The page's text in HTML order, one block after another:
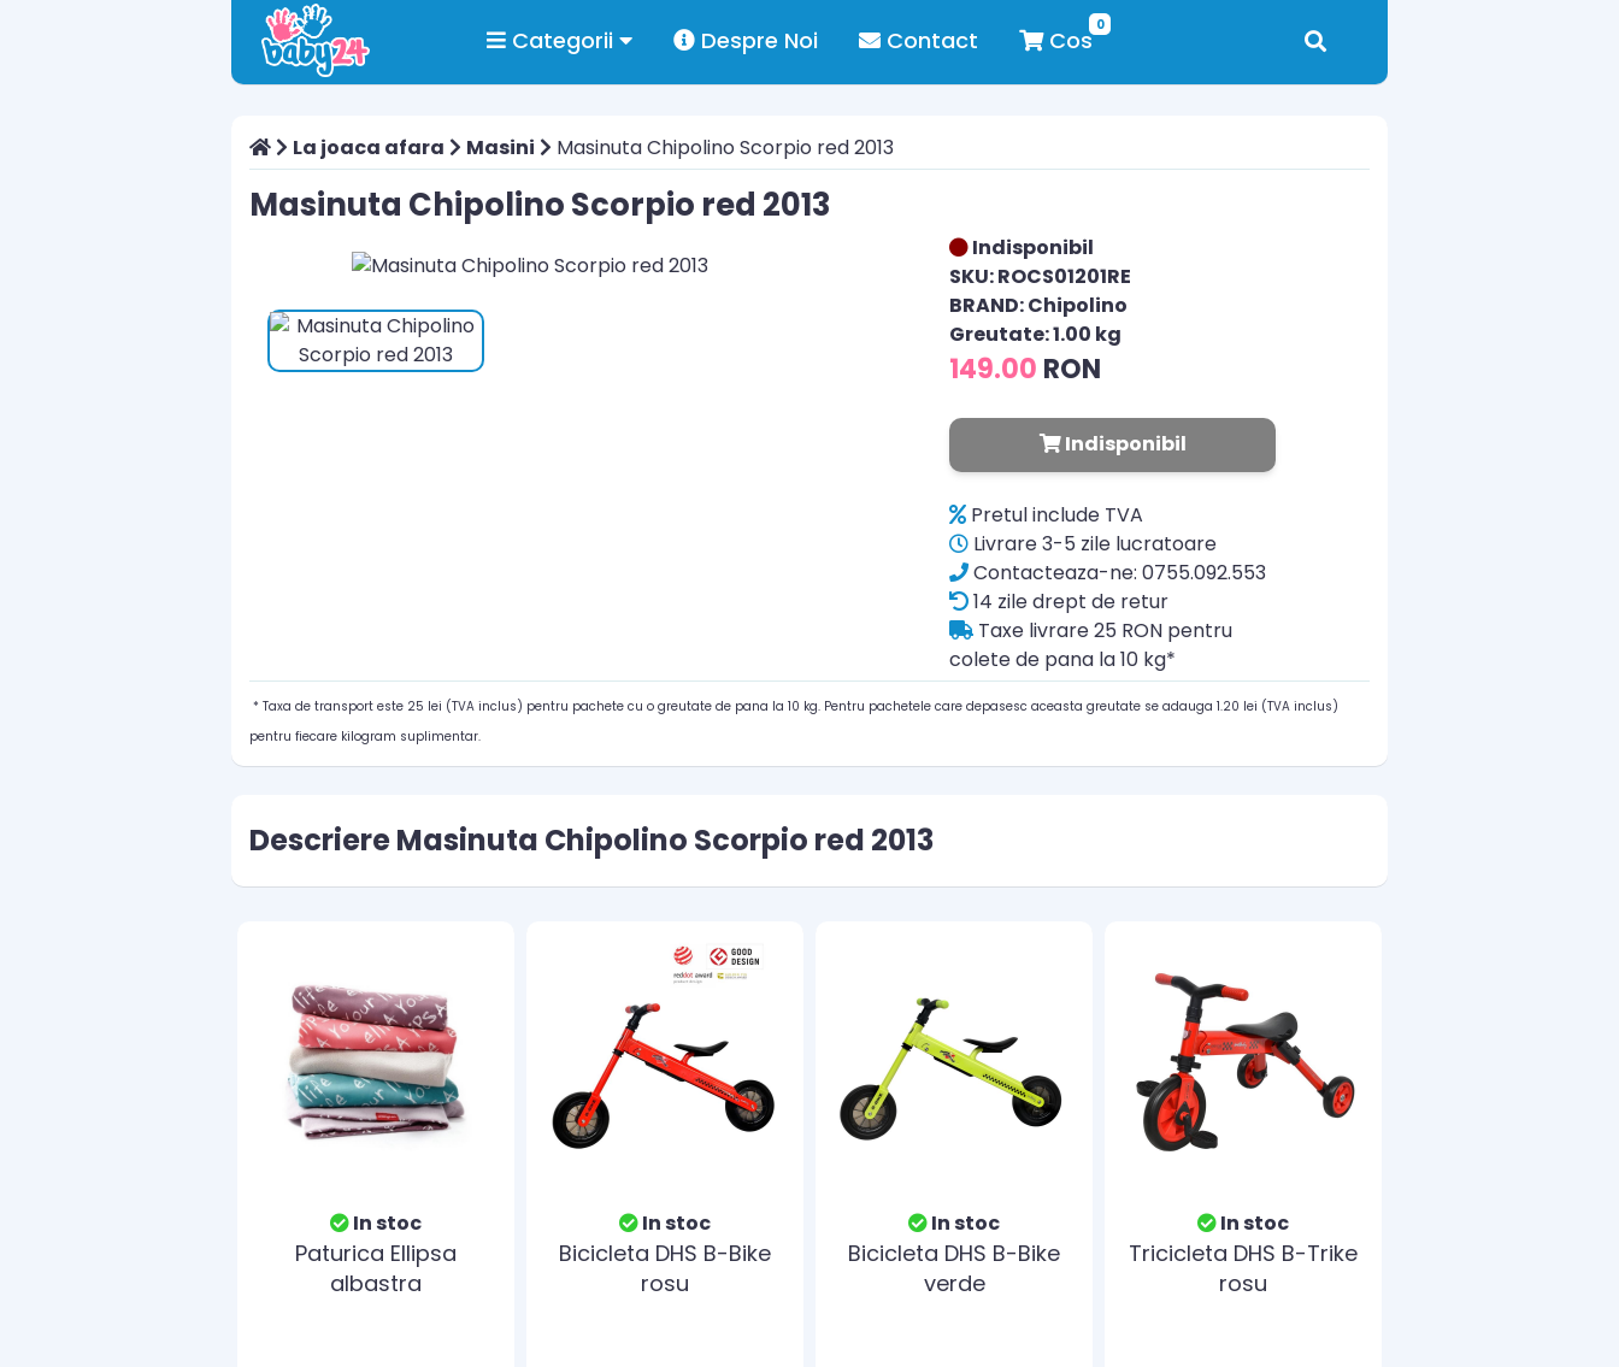
Categorii Despre Noi Contact
0
Cos
La joaca afara Masini Masinuta Chipolino Scorpio red 2013
Masinuta Chipolino Scorpio red 2013
Indisponibil
SKU: ROCS01201RE
BRAND: Chipolino
Greutate: 1.00 kg
149.00 RON
Indisponibil
Pretul include TVA
Livrare 3-5 zile lucratoare
Contacteaza-ne: 0755.092.553
14 zile drept de retur
Taxe livrare 25 RON pentru
colete de pana la 10 kg*
* Taxa de transport este 25 lei (TVA inclus) pentru pachete cu o greutate de pana la 10 kg. Pentru pachetele care depasesc aceasta greutate se adauga 1.20 lei (TVA inclus)
pentru fiecare kilogram suplimentar.
Descriere Masinuta Chipolino Scorpio red 2013
In stoc
Paturica Ellipsa
albastra
In stoc
Bicicleta DHS B-Bike
rosu
In stoc
Bicicleta DHS B-Bike
verde
In stoc
Tricicleta DHS B-Trike
rosu